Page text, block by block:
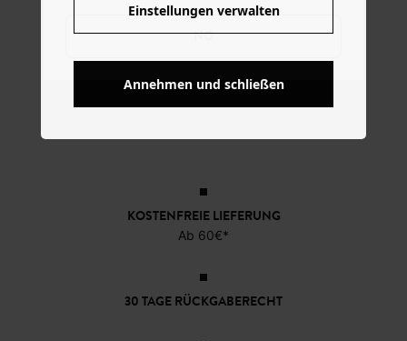
NO
KOSTENFREIE LIEFERUNG
Ab 60€*
30 TAGE RÜCKGABERECHT
Einstellungen verwalten
Annehmen und schließen